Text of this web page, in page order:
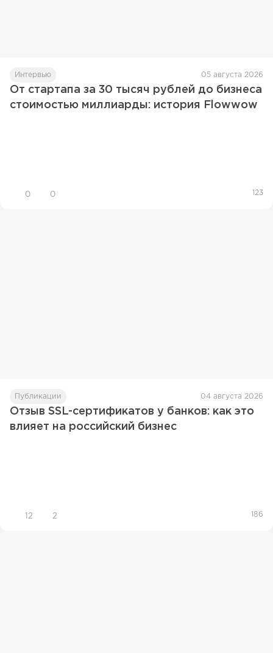
Интервью 05 августа 2026
От стартапа за 30 тысяч рублей до бизнеса
стоимостью миллиарды: история Flowwow
0 0 123
Публикации 04 августа 2026
Отзыв SSL-сертификатов у банков: как это
влияет на российский бизнес
12 2 186